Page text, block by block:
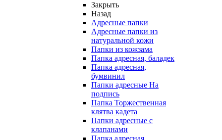
Закрыть
Назад
Адресные папки
Адресные папки из
натуральной кожи
Папки из кожзама
Папка адресная, баладек
Папка адресная,
бумвинил
Папки адресные На
подпись
Папка Торжественная
клятва кадета
Папки адресные с
клапанами
Папка адресная